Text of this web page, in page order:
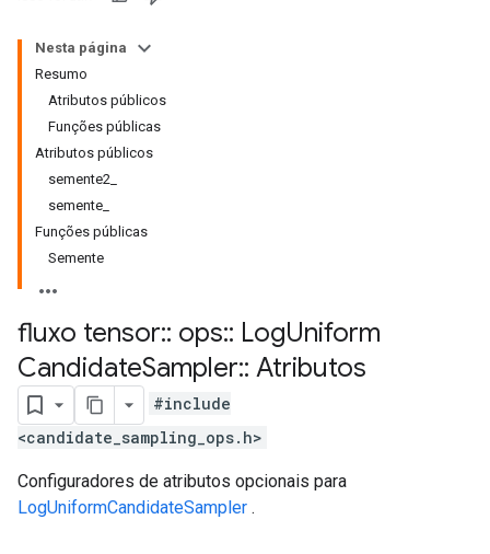
Nesta página
Resumo
Atributos públicos
Funções públicas
Atributos públicos
semente2_
semente_
Funções públicas
Semente
fluxo tensor:: ops:: LogUniform
CandidateSampler:: Atributos
#include
<candidate_sampling_ops.h>
Configuradores de atributos opcionais para
LogUniformCandidateSampler .